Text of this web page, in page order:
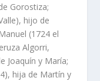
Gorostiza;
hijo de
(1724 el
Algorri,
Joaquí­n y Marí­a;
hija de Martí­n y